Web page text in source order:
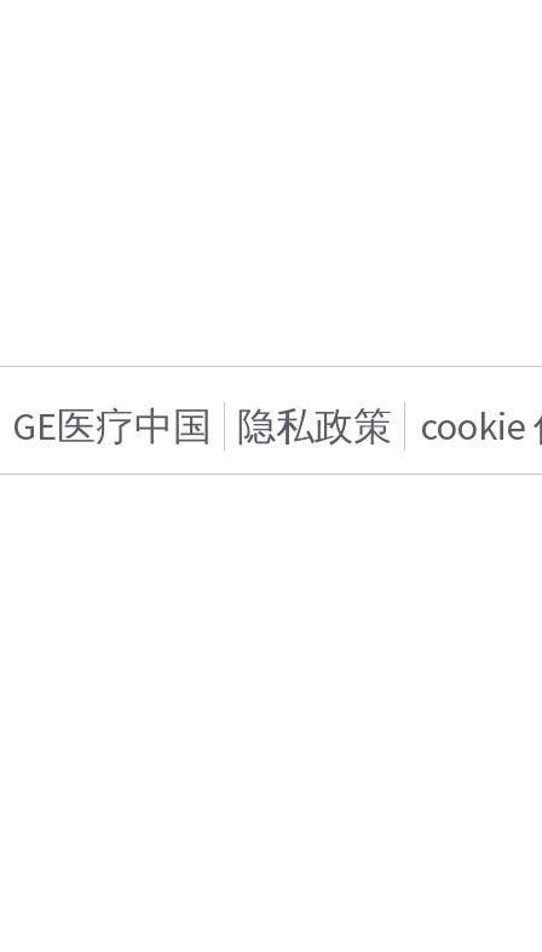
GE医疗中国 隐私政策 cookie